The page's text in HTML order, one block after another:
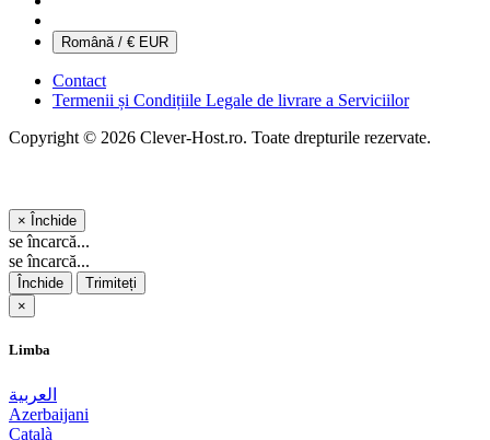
Română / € EUR
Contact
Termenii și Condițiile Legale de livrare a Serviciilor
Copyright © 2026 Clever-Host.ro. Toate drepturile rezervate.
× Închide
se încarcă...
se încarcă...
Închide
Trimiteți
×
Limba
العربية
Azerbaijani
Català